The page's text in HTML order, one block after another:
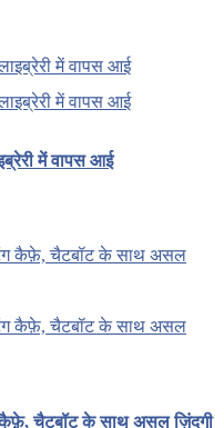
में वापस आई
कैफ़े, चैटबॉट के साथ असल ज़िंदगी